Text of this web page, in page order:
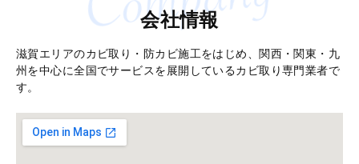
会社情報
滋賀エリアのカビ取り・防カビ施工をはじめ、関西・関東・九
州を中心に全国でサービスを展開しているカビ取り専門業者で
す。